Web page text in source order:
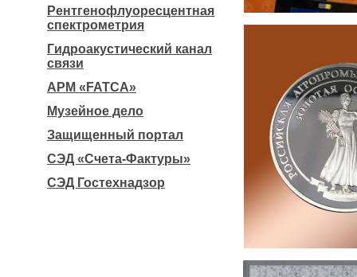
Рентгенофлуоресцентная
спектрометрия
Гидроакустический канал
связи
АРМ «FATCA»
Музейное дело
Защищенный портал
СЭД «Счета-Фактуры»
СЭД Гостехнадзор